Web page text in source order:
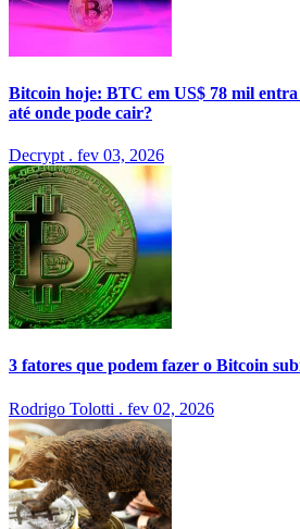
Bitcoin hoje: BTC em US$ 78 mil
até onde pode cair?
Decrypt . fev 03, 2026
3 fatores que podem fazer o Bitcoin
Rodrigo Tolotti . fev 02, 2026